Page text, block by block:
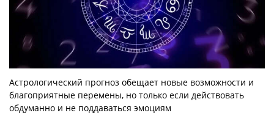
Астрологический прогноз обещает новые возможности и
благоприятные перемены, но только если действовать
обдуманно и не поддаваться эмоциям